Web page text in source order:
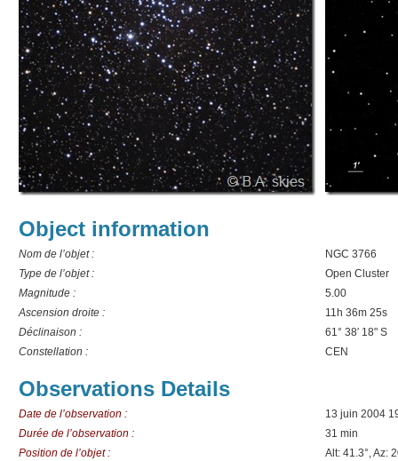
Object information
Nom de l’objet :
NGC 3766
Type de l’objet :
Open Cluster
Magnitude :
5.00
Ascension droite :
11h 36m 25s
Déclinaison :
61° 38′ 18" S
Constellation :
CEN
Observations Details
Date de l’observation :
13 juin 2004
Durée de l’observation :
31 min
Position de l’objet :
Alt: 41.3°, Az: